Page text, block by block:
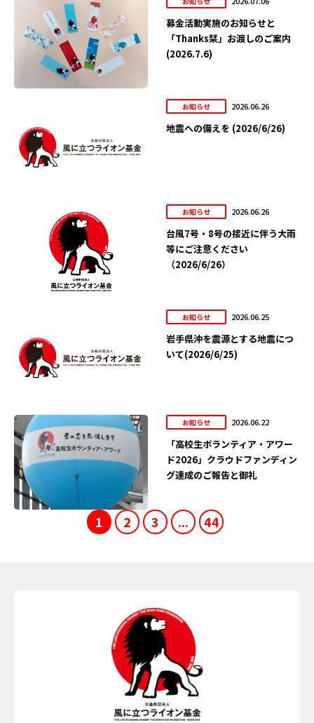
募金活動実施のお知らせと
「Thanks栞」お渡しのご案内
(2026.7.6)
お知らせ 2026.06.26
地震への備えを (2026/6/26)
お知らせ 2026.06.26
台風7号・8号の接近に伴う大雨
等にご注意ください
（2026/6/26）
お知らせ 2026.06.25
岩手県沖を震源とする地震につ
いて(2026/6/25)
お知らせ 2026.06.22
「高校生ボランティア・アワー
ド2026」クラウドファンディン
グ達成のご報告と御礼
1 2 3 ... 44